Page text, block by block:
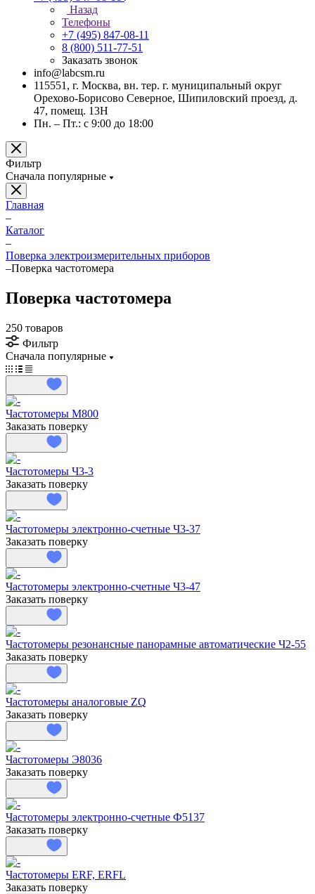
Назад
Телефоны
+7 (495) 847-08-11
8 (800) 511-77-51
Заказать звонок
info@labcsm.ru
115551, г. Москва, вн. тер. г. муниципальный округ
Орехово-Борисово Северное, Шипиловский проезд, д.
47, помещ. 13Н
Пн. – Пт.: с 9:00 до 18:00
Фильтр
Сначала популярные
Главная
–
Каталог
–
Поверка электроизмерительных приборов
–Поверка частотомера
Поверка частотомера
250 товаров
Фильтр
Сначала популярные
Частотомеры М800
Заказать поверку
Частотомеры Ч3-3
Заказать поверку
Частотомеры электронно-счетные Ч3-37
Заказать поверку
Частотомеры электронно-счетные Ч3-47
Заказать поверку
Частотомеры резонансные панорамные автоматические Ч2-55
Заказать поверку
Частотомеры аналоговые ZQ
Заказать поверку
Частотомеры Э8036
Заказать поверку
Частотомеры электронно-счетные Ф5137
Заказать поверку
Частотомеры ERF, ERFL
Заказать поверку